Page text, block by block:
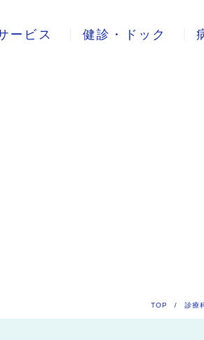
ービス 健診・ドック
TOP / 診療